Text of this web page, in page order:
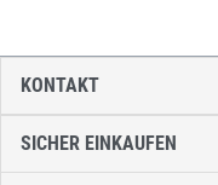
SICHER EINKAUFEN
KONTAKT